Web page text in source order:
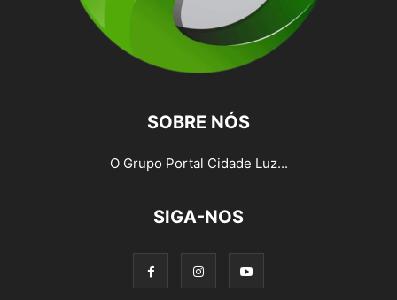
SOBRE NÓS
O Grupo Portal Cidade Luz...
SIGA-NOS